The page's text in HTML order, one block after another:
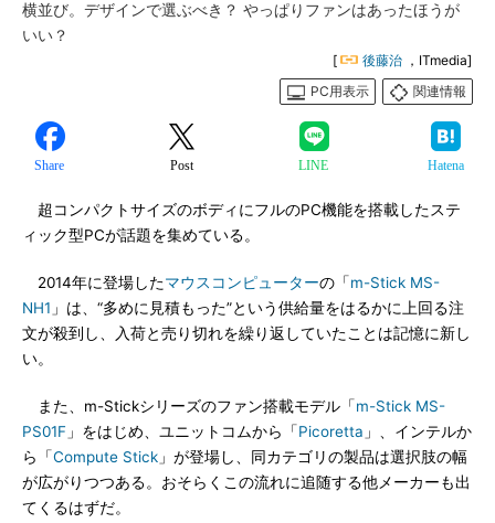
横並び。デザインで選ぶべき？ やっぱりファンはあったほうが
いい？
[ 後藤治 ，ITmedia]
PC用表示
関連情報
Share Post LINE Hatena
超コンパクトサイズのボディにフルのPC機能を搭載したステ
ィック型PCが話題を集めている。
2014年に登場したマウスコンピューターの「m-Stick MS-
NH1 」は、“多めに見積もった”という供給量をはるかに上回る注
文が殺到し、入荷と売り切れを繰り返していたことは記憶に新し
い。
また、m-Stickシリーズのファン搭載モデル「m-Stick MS-
PS01F 」をはじめ、ユニットコムから「Picoretta 」、インテルか
ら「Compute Stick 」が登場し、同カテゴリの製品は選択肢の幅
が広がりつつある。おそらくこの流れに追随する他メーカーも出
てくるはずだ。